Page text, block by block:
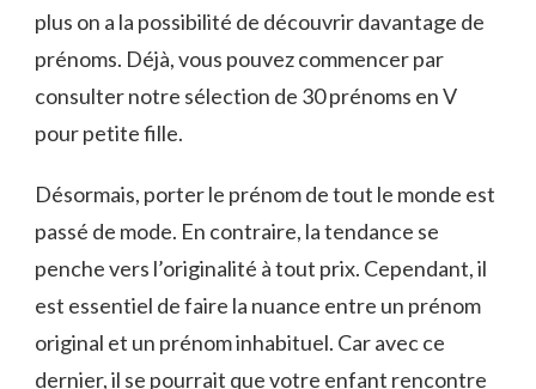
FILLE
plus on a la possibilité de découvrir davantage de
prénoms. Déjà, vous pouvez commencer par
consulter notre sélection de 30 prénoms en V
pour petite fille.
Désormais, porter le prénom de tout le monde est
passé de mode. En contraire, la tendance se
penche vers l’originalité à tout prix. Cependant, il
est essentiel de faire la nuance entre un prénom
original et un prénom inhabituel. Car avec ce
dernier, il se pourrait que votre enfant rencontre